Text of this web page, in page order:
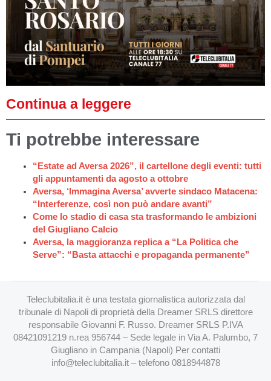
Continua a leggere
Ti potrebbe interessare
“Estate ad Aversa 2026”, il cartellone degli eventi: tutti
gli appuntamenti da agosto a ottobre
Aversa, ‘Immagina Aversa’ avverte sindaco Matacena:
“Interferenze, così non può andare avanti”
Come lo stadio di casa sta trasformando le ambizioni
del Giugliano Calcio
Aversa, la maggioranza replica a “La Politica che
Serve”: “Basta attacchi e propaganda permanente”
Teleclubitalia.it è una testata giornalistica autorizzata dal
tribunale di Napoli di proprietà della Dreamer SRLS direttore
responsabile Giovanni F. Russo. Dreamer SRLS P.IVA
08421091219 n.rea 956744 – Sede legale in Via A. Palumbo, 7
Giugliano in Campania (Napoli) Per contatti
info@teleclubitalia.it– telefono 0818944878